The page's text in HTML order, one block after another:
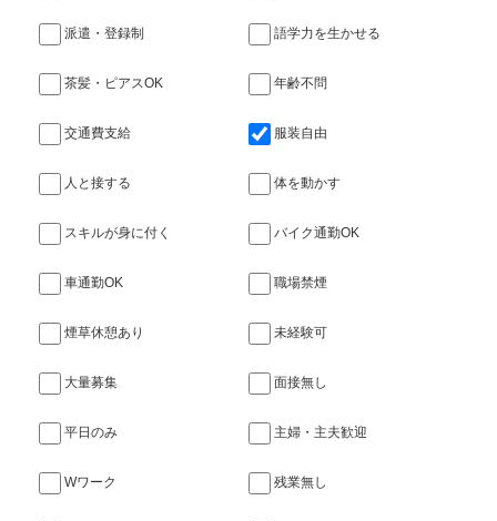
派遣・登録制 語学力を生かせる
茶髪・ピアスOK 年齢不問
交通費支給 服装自由
人と接する 体を動かす
スキルが身に付く バイク通勤OK
車通勤OK 職場禁煙
煙草休憩あり 未経験可
大量募集 面接無し
平日のみ 主婦・主夫歓迎
Wワーク 残業無し